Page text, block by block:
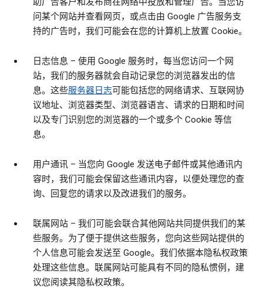
问某个网站并查看网页，或点击由 Google 广告服务支
持的广告时，我们可能会在您的计算机上放置 Cookie。
日志信息 – 使用 Google 服务时，每当您访问一个网
站，我们的服务器就会自动记录您的浏览器发出的信
息。这些服务器日志可能包括您的网络请求、互联网协
议地址、浏览器类型、浏览器语言、请求的日期和时间
以及专门识别您的浏览器的一个或多个 Cookie 等信
息。
用户通讯 – 当您向 Google 发送电子邮件或其他通讯内
容时，我们可能会保留这些通讯内容，以便处理您的查
询、回复您的请求以及改进我们的服务。
联属网站 – 我们可能会联合其他网站共同提供我们的某
些服务。为了便于提供这些服务，您向这些网站提供的
个人信息可能会发送至 Google。我们依据本隐私权政策
处理这些信息。联属网站可能具有不同的隐私惯例，建
议您阅读其隐私权政策。